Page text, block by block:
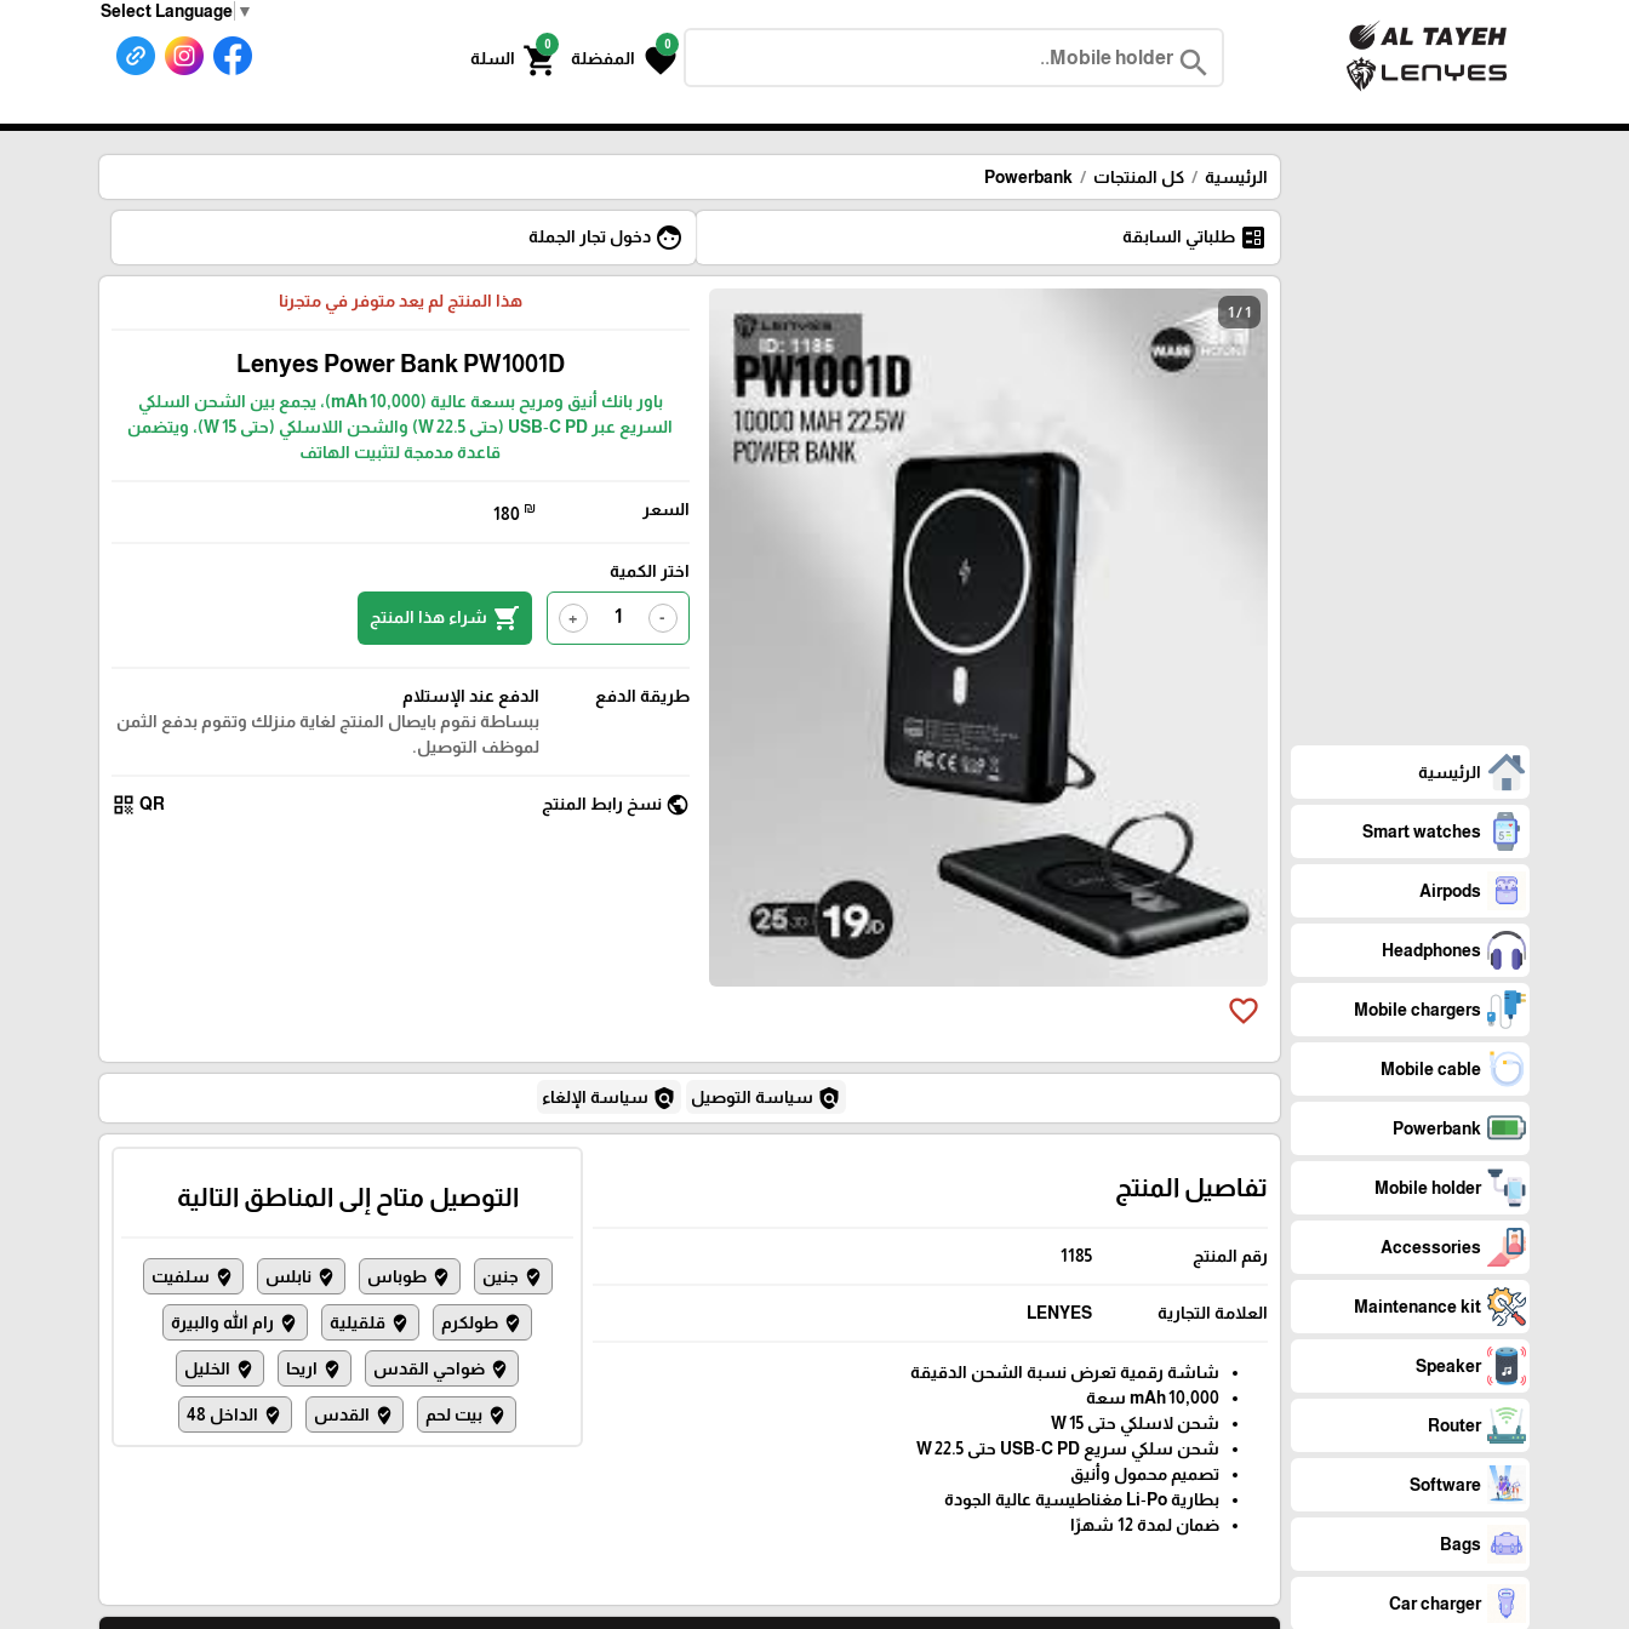
Select Language ▼
search
0
favorite المفضلة
0
shopping_cart السلة
الرئيسية
Smart watches
Airpods
Headphones
Mobile chargers
Mobile cable
Powerbank
Mobile holder
Accessories
Maintenance kit
Speaker
Router
Software
Bags
Car charger
الرئيسية كل المنتجات Powerbank
ballot طلباتي السابقة face دخول تجار الجملة
1 / 1
favorite_border
هذا المنتج لم يعد متوفر في متجرنا
Lenyes Power Bank PW1001D
باور بانك أنيق ومريح بسعة عالية (10,000 mAh)، يجمع بين الشحن السلكي
السريع عبر USB‑C PD (حتى 22.5 W) والشحن اللاسلكي (حتى 15 W)، ويتضمن
قاعدة مدمجة لتثبيت الهاتف
السعر 180 ₪
اختر الكمية
-
+
shopping_cart شراء هذا المنتج
طريقة الدفع
الدفع عند الإستلام
ببساطة نقوم بايصال المنتج لغاية منزلك وتقوم بدفع الثمن
لموظف التوصيل.
public نسخ رابط المنتج QR
qr_code
policy سياسة التوصيل policy سياسة الإلغاء
تفاصيل المنتج
رقم المنتج 1185
العلامة التجارية LENYES
شاشة رقمية تعرض نسبة الشحن الدقيقة
10,000 mAh سعة
شحن لاسلكي حتى 15 W
شحن سلكي سريع USB‑C PD حتى 22.5 W
تصميم محمول وأنيق
بطارية Li‑Po مغناطيسية عالية الجودة
ضمان لمدة 12 شهرًا
التوصيل متاح إلى المناطق التالية
where_to_vote جنين where_to_vote طوباس where_to_vote نابلس where_to_vote سلفيت
where_to_vote طولكرم where_to_vote قلقيلية where_to_vote رام الله والبيرة
where_to_vote ضواحي القدس where_to_vote اريحا where_to_vote الخليل
where_to_vote بيت لحم where_to_vote القدس where_to_vote الداخل 48